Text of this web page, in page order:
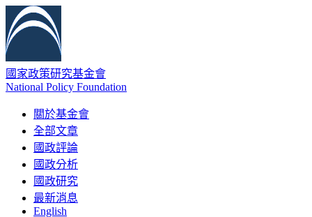
國家政策研究基金會
National Policy Foundation
關於基金會
全部文章
國政評論
國政分析
國政研究
最新消息
English